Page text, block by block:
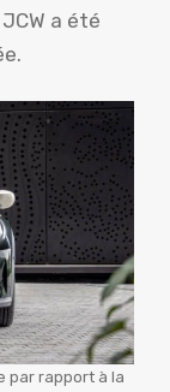
a été
par rapport à la